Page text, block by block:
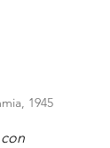
1945